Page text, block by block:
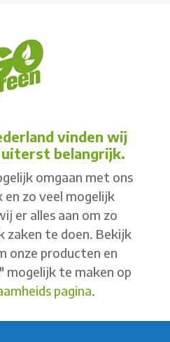
vinden wij
uiterst belangrijk.
omgaan met ons
en zo veel mogelijk
er alles aan om zo
zaken te doen. Bekijk
onze producten en
mogelijk te maken op
pagina.